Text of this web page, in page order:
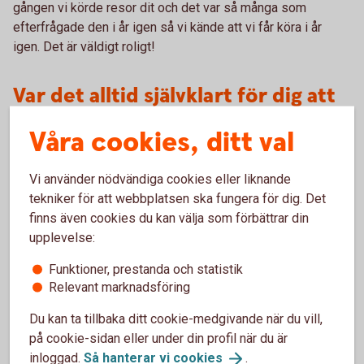
gången vi körde resor dit och det var så många som
efterfrågade den i år igen så vi kände att vi får köra i år
igen. Det är väldigt roligt!
Var det alltid självklart för dig att
du skulle ta över företaget?
- Ja. Det här har alltid varit mitt stora intresse så det fanns
inte någon tvekan. Jag tycker att detta är fantastiskt roligt
och har alltid tyckt det. Jag tycker det är lika härligt varje
dag att få gå och sätta mig i bussen. Det är något med
friheten, utvecklingen och att ingen dag är den andra lik som
Varför väljer du Varbergs
Sparbank som din bank?
Våra cookies, ditt val
Vi använder nödvändiga cookies eller liknande
tekniker för att webbplatsen ska fungera för dig. Det
finns även cookies du kan välja som förbättrar din
upplevelse:
Funktioner, prestanda och statistik
Relevant marknadsföring
Du kan ta tillbaka ditt cookie-medgivande när du vill,
på cookie-sidan eller under din profil när du är
inloggad. Så hanterar vi cookies .